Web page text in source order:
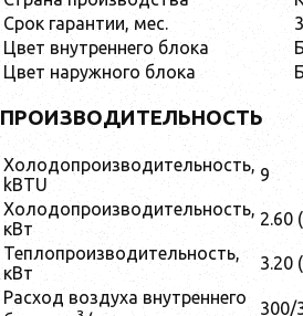
Срок гарантии, мес.
Цвет внутреннего блока
Цвет наружного блока
ПРОИЗВОДИТЕЛЬНОСТЬ
Холодопроизводительность,
kBTU
9
Холодопроизводительность,
кВт
2.60
Теплопроизводительность,
кВт
3.20
Расход воздуха внутреннего
300/